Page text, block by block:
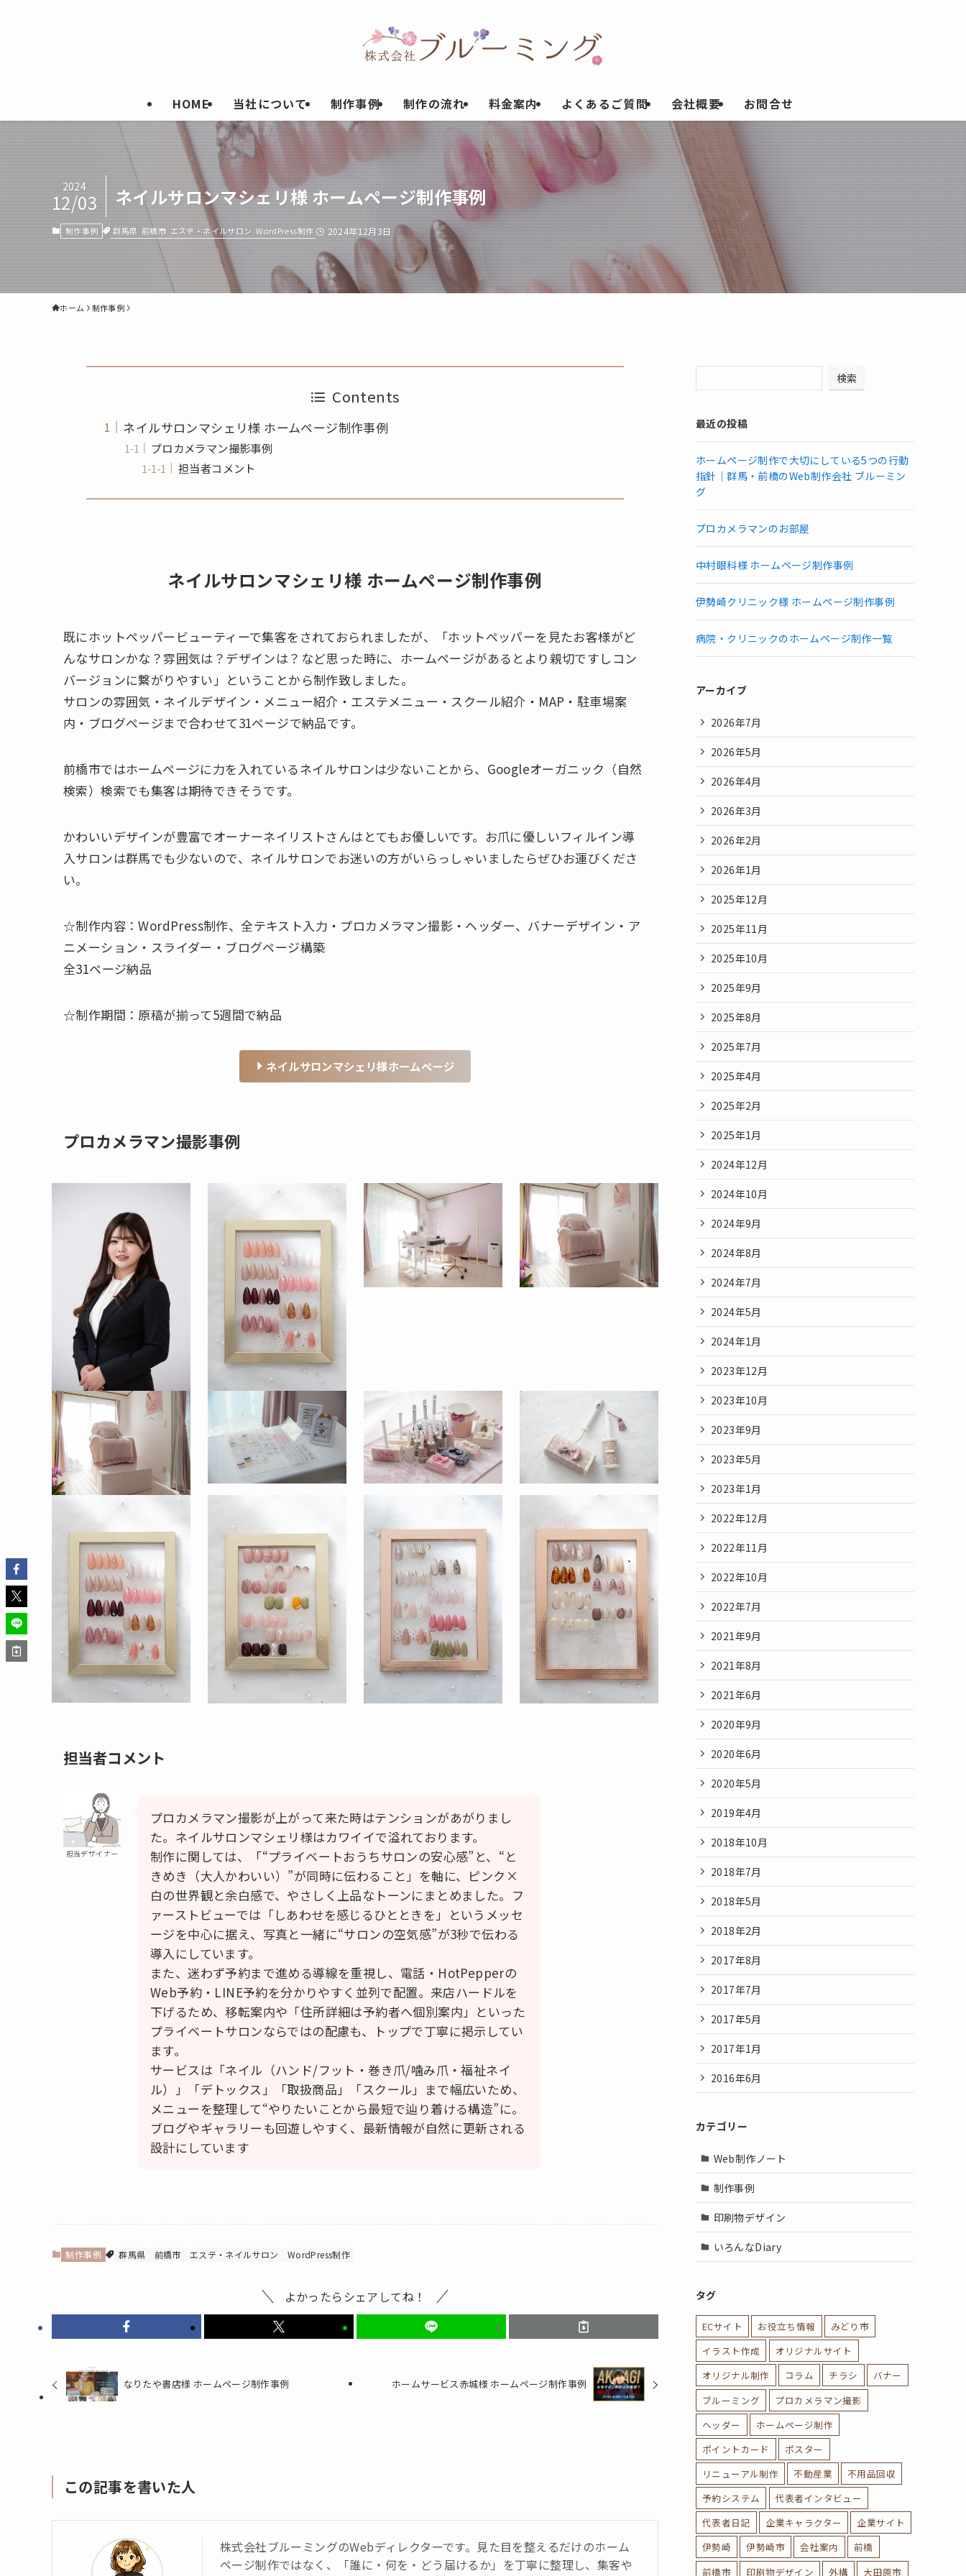
HOME 当社について 制作事例 制作の流れ 料金案内 よくあるご質問 会社概要 お問合せ
ネイルサロンマシェリ様 ホームページ制作事例
2024
12/03
制作事例 群馬県 前橋市 エステ・ネイルサロン WordPress制作 2024年12月3日
ホーム 制作事例
Contents
ネイルサロンマシェリ様 ホームページ制作事例
プロカメラマン撮影事例
担当者コメント
ネイルサロンマシェリ様 ホームページ制作事例
既にホットペッパービューティーで集客をされておられましたが、「ホットペッパーを見たお客様がど
んなサロンかな？雰囲気は？デザインは？など思った時に、ホームページがあるとより親切ですしコン
バージョンに繋がりやすい」ということから制作致しました。
サロンの雰囲気・ネイルデザイン・メニュー紹介・エステメニュー・スクール紹介・MAP・駐車場案
内・ブログページまで合わせて31ページで納品です。
前橋市ではホームページに力を入れているネイルサロンは少ないことから、Googleオーガニック（自然
検索）検索でも集客は期待できそうです。
かわいいデザインが豊富でオーナーネイリストさんはとてもお優しいです。お爪に優しいフィルイン導
入サロンは群馬でも少ないので、ネイルサロンでお迷いの方がいらっしゃいましたらぜひお運びくださ
い。
☆制作内容：WordPress制作、全テキスト入力・プロカメラマン撮影・ヘッダー、バナーデザイン・ア
ニメーション・スライダー・ブログページ構築
全31ページ納品
☆制作期間：原稿が揃って5週間で納品
ネイルサロンマシェリ様ホームページ
プロカメラマン撮影事例
担当者コメント
担当デザイナー
プロカメラマン撮影が上がって来た時はテンションがあがりまし
た。ネイルサロンマシェリ様はカワイイで溢れております。
制作に関しては、「“プライベートおうちサロンの安心感”と、“と
きめき（大人かわいい）”が同時に伝わること」を軸に、ピンク×
白の世界観と余白感で、やさしく上品なトーンにまとめました。フ
ァーストビューでは「しあわせを感じるひとときを」というメッセ
ージを中心に据え、写真と一緒に“サロンの空気感”が3秒で伝わる
導入にしています。
また、迷わず予約まで進める導線を重視し、電話・HotPepperの
Web予約・LINE予約を分かりやすく並列で配置。来店ハードルを
下げるため、移転案内や「住所詳細は予約者へ個別案内」といった
プライベートサロンならではの配慮も、トップで丁寧に掲示してい
ます。
サービスは「ネイル（ハンド/フット・巻き爪/噛み爪・福祉ネイ
ル）」「デトックス」「取扱商品」「スクール」まで幅広いため、
メニューを整理して“やりたいことから最短で辿り着ける構造”に。
ブログやギャラリーも回遊しやすく、最新情報が自然に更新される
設計にしています
制作事例 群馬県 前橋市 エステ・ネイルサロン WordPress制作
よかったらシェアしてね！
なりたや書店様 ホームページ制作事例 ホームサービス赤城様 ホームページ制作事例
この記事を書いた人
株式会社ブルーミングのWebディレクターです。見た目を整えるだけのホーム
ページ制作ではなく、「誰に・何を・どう届けるか」を丁寧に整理し、集客や
検索
最近の投稿
ホームページ制作で大切にしている5つの行動
指針｜群馬・前橋のWeb制作会社 ブルーミン
グ
プロカメラマンのお部屋
中村眼科様 ホームページ制作事例
伊勢崎クリニック様 ホームページ制作事例
病院・クリニックのホームページ制作一覧
アーカイブ
2026年7月
2026年5月
2026年4月
2026年3月
2026年2月
2026年1月
2025年12月
2025年11月
2025年10月
2025年9月
2025年8月
2025年7月
2025年4月
2025年2月
2025年1月
2024年12月
2024年10月
2024年9月
2024年8月
2024年7月
2024年5月
2024年1月
2023年12月
2023年10月
2023年9月
2023年5月
2023年1月
2022年12月
2022年11月
2022年10月
2022年7月
2021年9月
2021年8月
2021年6月
2020年9月
2020年6月
2020年5月
2019年4月
2018年10月
2018年7月
2018年5月
2018年2月
2017年8月
2017年7月
2017年5月
2017年1月
2016年6月
カテゴリー
Web制作ノート
制作事例
印刷物デザイン
いろんなDiary
タグ
ECサイト お役立ち情報
みどり市
イラスト作成
オリジナルサイト
オリジナル制作
コラム チラシ
バナー
ブルーミング
プロカメラマン撮影
ヘッダー
ホームページ制作
ポイントカード
ポスター
リニューアル制作
不動産業
不用品回収
予約システム
代表者インタビュー
代表者日記
企業キャラクター
企業サイト
伊勢崎
伊勢崎市 会社案内
前橋
前橋市
印刷物デザイン 外構 大田原市